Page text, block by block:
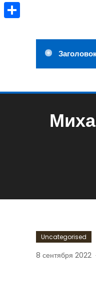
Как
2026
обзор
Uncategorised
8 сентября 2022
Odnoklassniki